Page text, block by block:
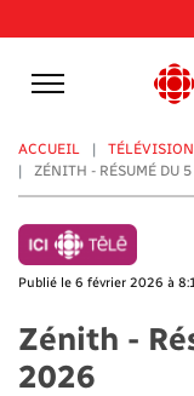
au
contenu
principal
ACCUEIL TÉLÉVISION
ZÉNITH - RÉSUMÉ DU
Publié le 6 février 2026 à
Zénith -
2026